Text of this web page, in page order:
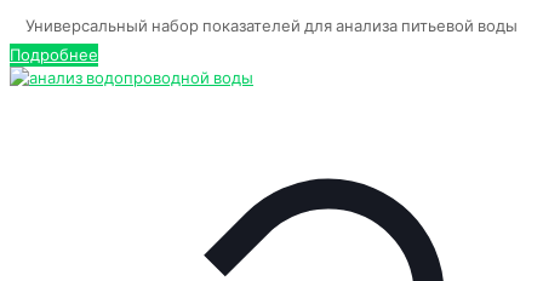
Универсальный набор показателей для анализа питьевой воды
Подробнее